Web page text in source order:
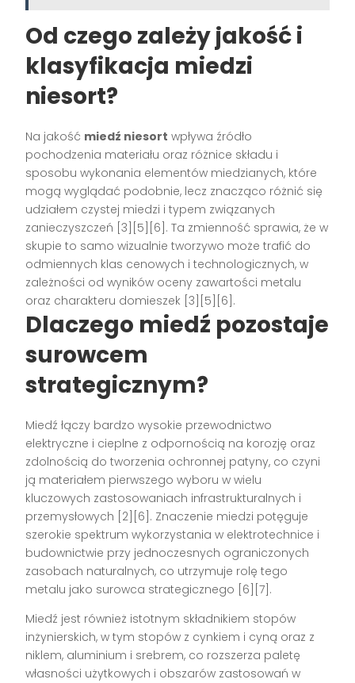
Od czego zależy jakość i
klasyfikacja miedzi
niesort?
Na jakość miedź niesort wpływa źródło
pochodzenia materiału oraz różnice składu i
sposobu wykonania elementów miedzianych, które
mogą wyglądać podobnie, lecz znacząco różnić się
udziałem czystej miedzi i typem związanych
zanieczyszczeń [3][5][6]. Ta zmienność sprawia, że w
skupie to samo wizualnie tworzywo może trafić do
odmiennych klas cenowych i technologicznych, w
zależności od wyników oceny zawartości metalu
oraz charakteru domieszek [3][5][6].
Dlaczego miedź pozostaje
surowcem
strategicznym?
Miedź łączy bardzo wysokie przewodnictwo
elektryczne i cieplne z odpornością na korozję oraz
zdolnością do tworzenia ochronnej patyny, co czyni
ją materiałem pierwszego wyboru w wielu
kluczowych zastosowaniach infrastrukturalnych i
przemysłowych [2][6]. Znaczenie miedzi potęguje
szerokie spektrum wykorzystania w elektrotechnice i
budownictwie przy jednoczesnych ograniczonych
zasobach naturalnych, co utrzymuje rolę tego
metalu jako surowca strategicznego [6][7].
Miedź jest również istotnym składnikiem stopów
inżynierskich, w tym stopów z cynkiem i cyną oraz z
niklem, aluminium i srebrem, co rozszerza paletę
własności użytkowych i obszarów zastosowań w